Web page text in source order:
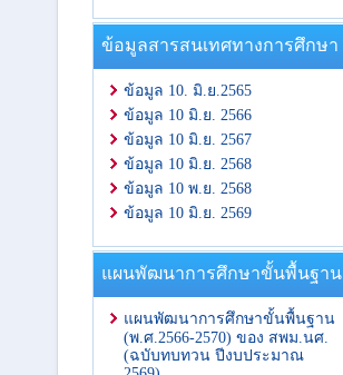
ข้อมูลสารสนเทศทางการศึกษา
ข้อมูล 10. มิ.ย.2565
ข้อมูล 10 มิ.ย. 2566
ข้อมูล 10 มิ.ย. 2567
ข้อมูล 10 มิ.ย. 2568
ข้อมูล 10 พ.ย. 2568
ข้อมูล 10 มิ.ย. 2569
แผนพัฒนาการศึกษาขั้นพื้นฐาน
แผนพัฒนาการศึกษาขั้นพื้นฐาน
(พ.ศ.2566-2570) ของ สพม.นศ.
(ฉบับทบทวน ปีงบประมาณ